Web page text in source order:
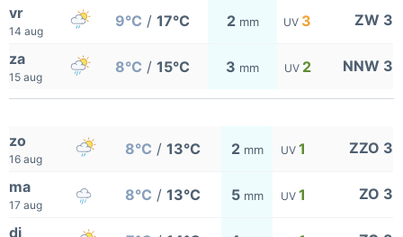
vr
14 aug
9°C / 17°C 2 mm UV 3 ZW 3
za
15 aug
8°C / 15°C 3 mm UV 2 NNW 3
zo
16 aug
8°C / 13°C 2 mm UV 1 ZZO 3
ma
17 aug
8°C / 13°C 5 mm UV 1 ZO 3
di